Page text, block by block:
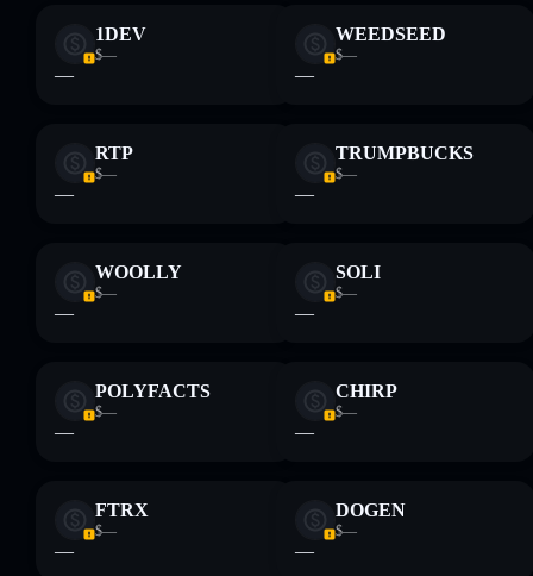
1DEV
$—
—
WEEDSEED
$—
—
RTP
$—
—
TRUMPBUCKS
$—
—
WOOLLY
$—
—
SOLI
$—
—
POLYFACTS
$—
—
CHIRP
$—
—
FTRX
$—
—
DOGEN
$—
—